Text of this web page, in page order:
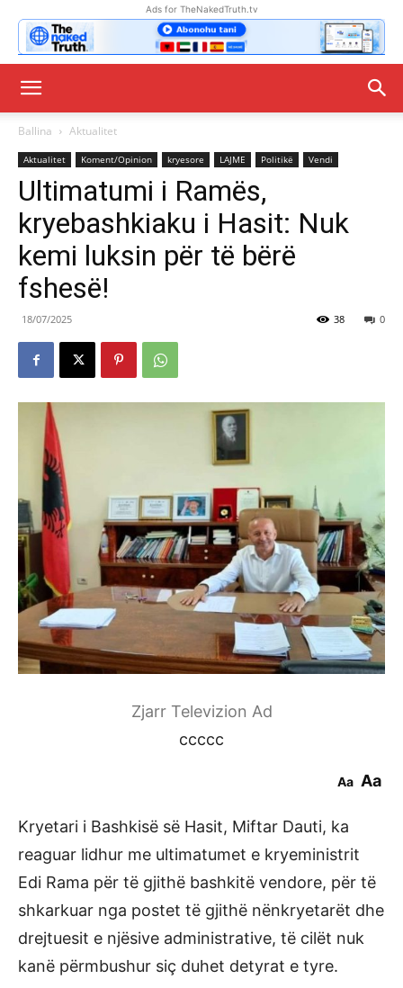
Ads for TheNakedTruth.tv
Ballina Aktualitet
Aktualitet Koment/Opinion kryesore LAJME Politikë Vendi
Ultimatumi i Ramës,
kryebashkiaku i Hasit: Nuk
kemi luksin për të bërë
fshesë!
18/07/2025 0
38
Zjarr Televizion Ad
ccccc
Aa Aa
Kryetari i Bashkisë së Hasit, Miftar Dauti, ka
reaguar lidhur me ultimatumet e kryeministrit
Edi Rama për të gjithë bashkitë vendore, për të
shkarkuar nga postet të gjithë nënkryetarët dhe
drejtuesit e njësive administrative, të cilët nuk
kanë përmbushur siç duhet detyrat e tyre.